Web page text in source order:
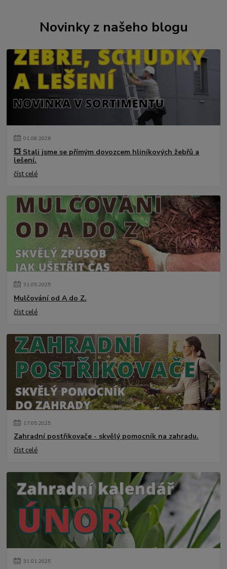
Novinky z našeho blogu
01.08.2026
💥 Stali jsme se přímým dovozcem hliníkových žebřů a
lešení.
číst celé
31.05.2025
Mulčování od A do Z.
číst celé
17.05.2025
Zahradní postřikovače - skvělý pomocník na zahradu.
číst celé
31.01.2025